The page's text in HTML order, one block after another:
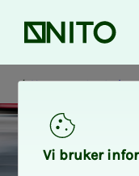
Front page
Home contents
Vi bruk­er